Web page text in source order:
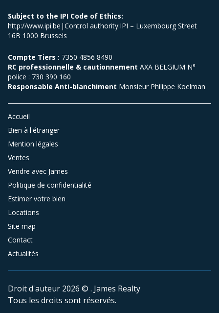
Subject to the IPI Code of Ethics:
http://www.ipi.be|Control authority:IPI – Luxembourg Street
16B 1000 Brussels
Compte Tiers : 7350 4856 8490
RC professionnelle & cautionnement AXA BELGIUM N°
police : 730 390 160
Responsable Anti-blanchiment Monsieur Philippe Koelman
Accueil
Bien à l'étranger
Mention légales
Ventes
Vendre avec James
Politique de confidentialité
Estimer votre bien
Locations
Site map
Contact
Actualités
Droit d'auteur 2026 © . James Realty
Tous les droits sont réservés.